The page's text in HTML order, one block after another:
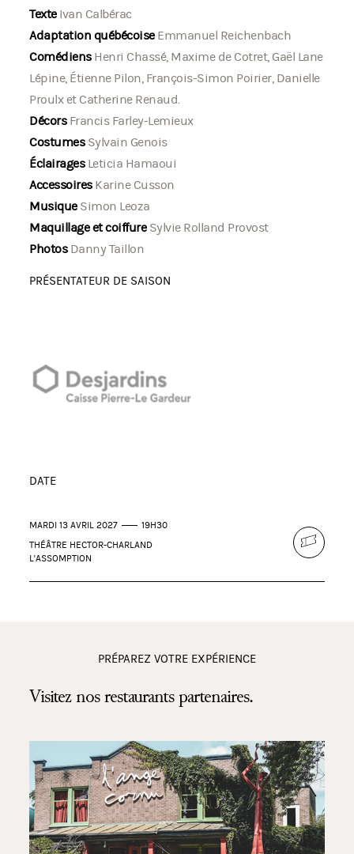
TexteIvan Calbérac
Adaptation québécoiseEmmanuel Reichenbach
ComédiensHenri Chassé, Maxime de Cotret, Gaël Lane
Lépine, Étienne Pilon, François-Simon Poirier, Danielle
Proulx et Catherine Renaud.
Décors Francis Farley-Lemieux
Costumes Sylvain Genois
Éclairages Leticia Hamaoui
Accessoires Karine Cusson
Musique Simon Leoza
Maquillage et coiffure Sylvie Rolland Provost
Photos Danny Taillon
PRÉSENTATEUR DE SAISON
DATE
MARDI 13 AVRIL 2027
19H30
THÉÂTRE HECTOR-CHARLAND
L'ASSOMPTION
PRÉPAREZ VOTRE EXPÉRIENCE
Visitez nos restaurants partenaires.